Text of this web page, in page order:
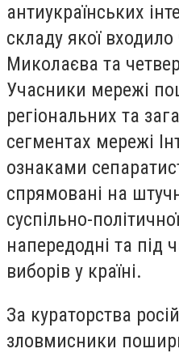
антиукраїнських
складу якої
Миколаєва та
Учасники мережі
регіональних та
сегментах мережі
ознаками
спрямовані на
суспільно-
напередодні та під
виборів у країні.
За кураторства
зловмисники